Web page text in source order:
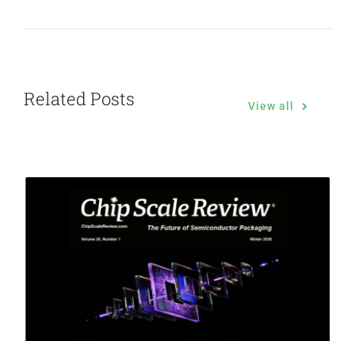
Related Posts View all